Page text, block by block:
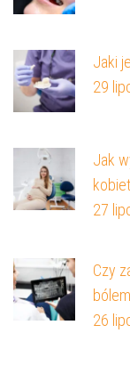
Jaki
29
Jak
27
Czy
26